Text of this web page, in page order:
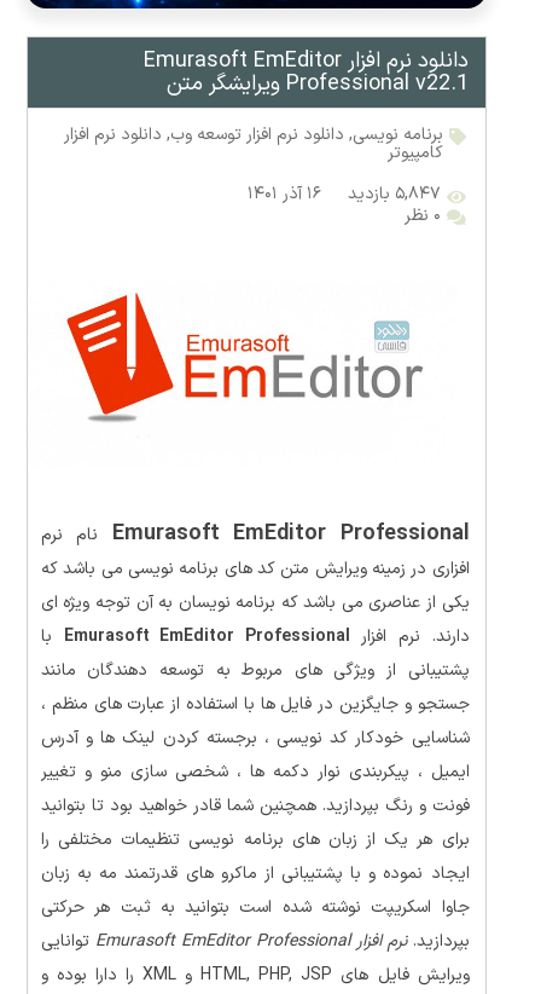
دانلود نرم افزار Emurasoft EmEditor
Professional v22.1 ویرایشگر متن
برنامه نویسی, دانلود نرم افزار توسعه وب, دانلود نرم افزار
کامپیوتر
۵,۸۴۷ بازدید
۱۶ آذر ۱۴۰۱
۰ نظر
Emurasoft EmEditor Professional نام نرم
افزاری در زمینه ویرایش متن کد های برنامه نویسی می باشد که
یکی از عناصری می باشد که برنامه نویسان به آن توجه ویژه ای
دارند. نرم افزار
با
پشتیبانی از ویژگی های مربوط به توسعه دهندگان مانند
جستجو و جایگزین در فایل ها با استفاده از عبارت های منظم ،
شناسایی خودکار کد نویسی ، برجسته کردن لینک ها و آدرس
ایمیل ، پیکربندی نوار دکمه ها ، شخصی سازی منو و تغییر
فونت و رنگ بپردازید. همچنین شما قادر خواهید بود تا بتوانید
برای هر یک از زبان های برنامه نویسی تنظیمات مختلفی را
ایجاد نموده و با پشتیبانی از ماکرو های قدرتمند مه به زبان
جاوا اسکریپت نوشته شده است بتوانید به ثبت هر حرکتی
بپردازید.نرم افزار Emurasoft EmEditor Professional
توانایی
ویرایش فایل های HTML, PHP, JSP و XML را دارا بوده و